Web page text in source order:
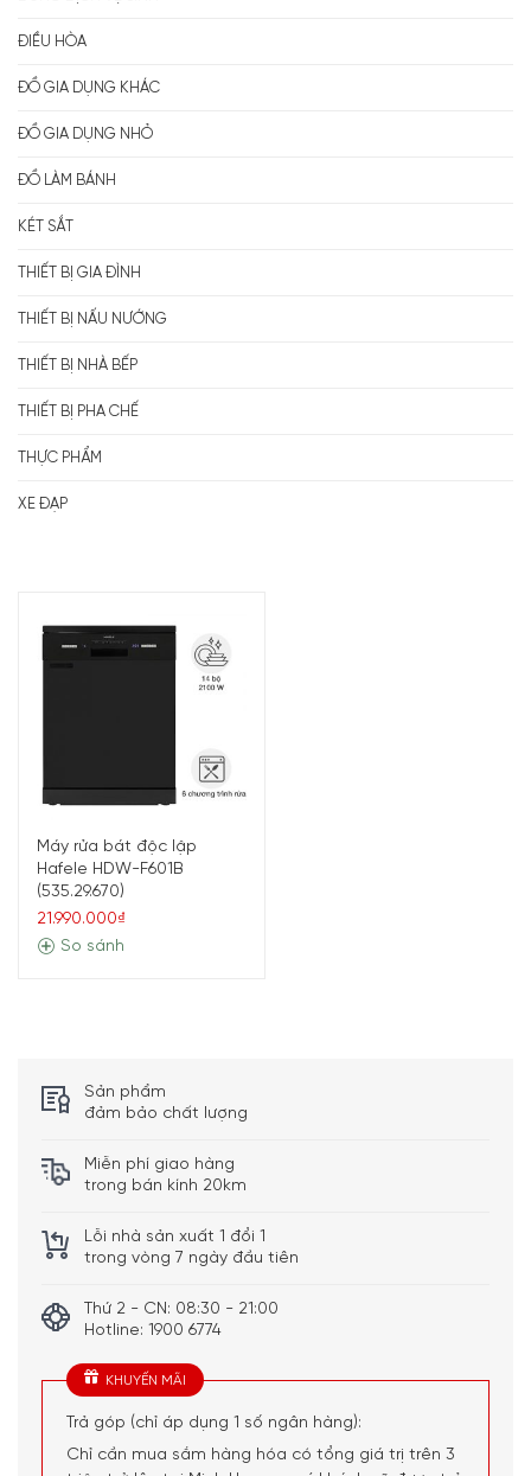
ĐIỀU HÒA
ĐỒ GIA DỤNG KHÁC
ĐỒ GIA DỤNG NHỎ
ĐỒ LÀM BÁNH
KÉT SẮT
THIẾT BỊ GIA ĐÌNH
THIẾT BỊ NẤU NƯỚNG
THIẾT BỊ NHÀ BẾP
THIẾT BỊ PHA CHẾ
THỰC PHẨM
XE ĐẠP
Máy rửa bát độc lập
Hafele HDW-F601B
(535.29.670)
21.990.000₫
So sánh
Sản phẩm
đảm bảo chất lượng
Miễn phí giao hàng
trong bán kính 20km
Lỗi nhà sản xuất 1 đổi 1
trong vòng 7 ngày đầu tiên
Thứ 2 - CN: 08:30 - 21:00
Hotline: 1900 6774
KHUYẾN MÃI
Trả góp (chỉ áp dụng 1 số ngân hàng):
Chỉ cần mua sắm hàng hóa có tổng giá trị trên 3